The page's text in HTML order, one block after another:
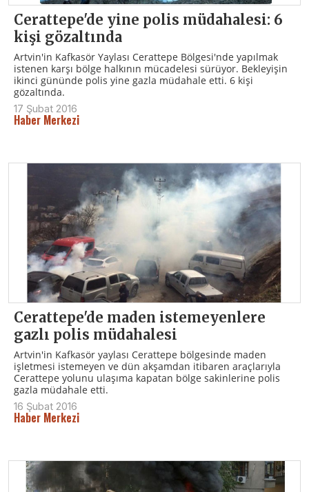
Cerattepe'de yine polis müdahalesi: 6
kişi gözaltında
Artvin'in Kafkasör Yaylası Cerattepe Bölgesi'nde yapılmak
istenen karşı bölge halkının mücadelesi sürüyor. Bekleyişin
ikinci gününde polis yine gazla müdahale etti. 6 kişi
gözaltında.
17 Şubat 2016
Haber Merkezi
Cerattepe'de maden istemeyenlere
gazlı polis müdahalesi
Artvin'in Kafkasör yaylası Cerattepe bölgesinde maden
işletmesi istemeyen ve dün akşamdan itibaren araçlarıyla
Cerattepe yolunu ulaşıma kapatan bölge sakinlerine polis
gazla müdahale etti.
16 Şubat 2016
Haber Merkezi